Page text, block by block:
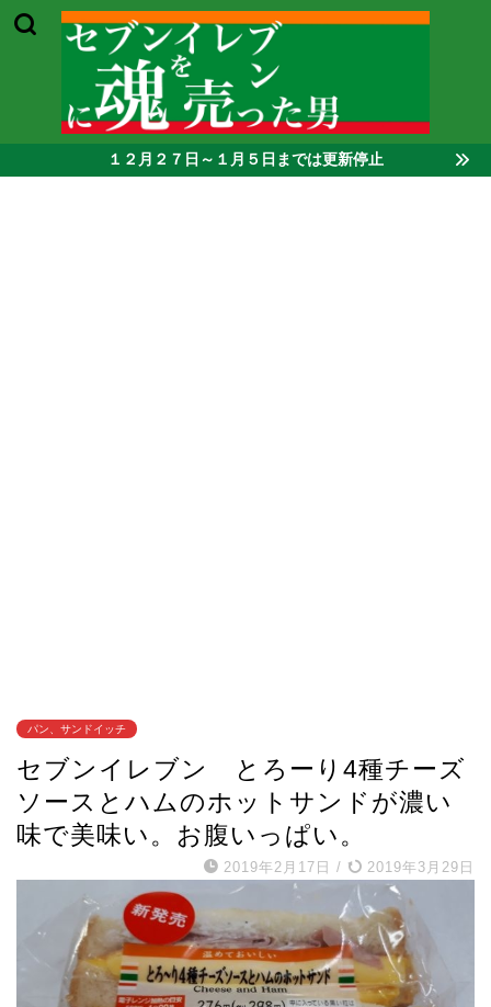
１２月２７日～１月５日までは更新停止
パン、サンドイッチ
セブンイレブン とろーり4種チーズ
ソースとハムのホットサンドが濃い
味で美味い。お腹いっぱい。
2019年2月17日 / 2019年3月29日